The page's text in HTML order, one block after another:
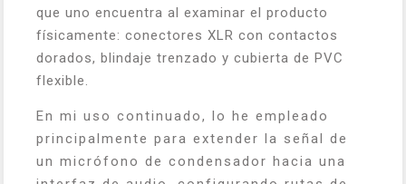
que uno encuentra al examinar el producto
físicamente: conectores XLR con contactos
dorados, blindaje trenzado y cubierta de PVC
flexible.
En mi uso continuado, lo he empleado
principalmente para extender la señal de
un micrófono de condensador hacia una